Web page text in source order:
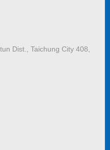
Dist., Taichung City 408,